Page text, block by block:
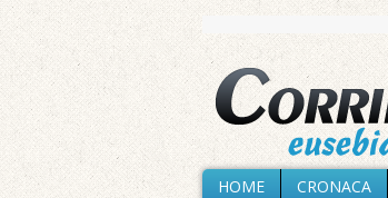
HOME CRONACA